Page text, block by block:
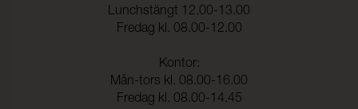
Anfärgning multifiberväv:
5
Färghärdighet mot
(ISO 105-E16)
Lunchstängt 12.00-13.00
Fredag kl. 08.00-12.00
Kontor:
Mån-tors kl. 08.00-16.00
Fredag kl. 08.00-14.45